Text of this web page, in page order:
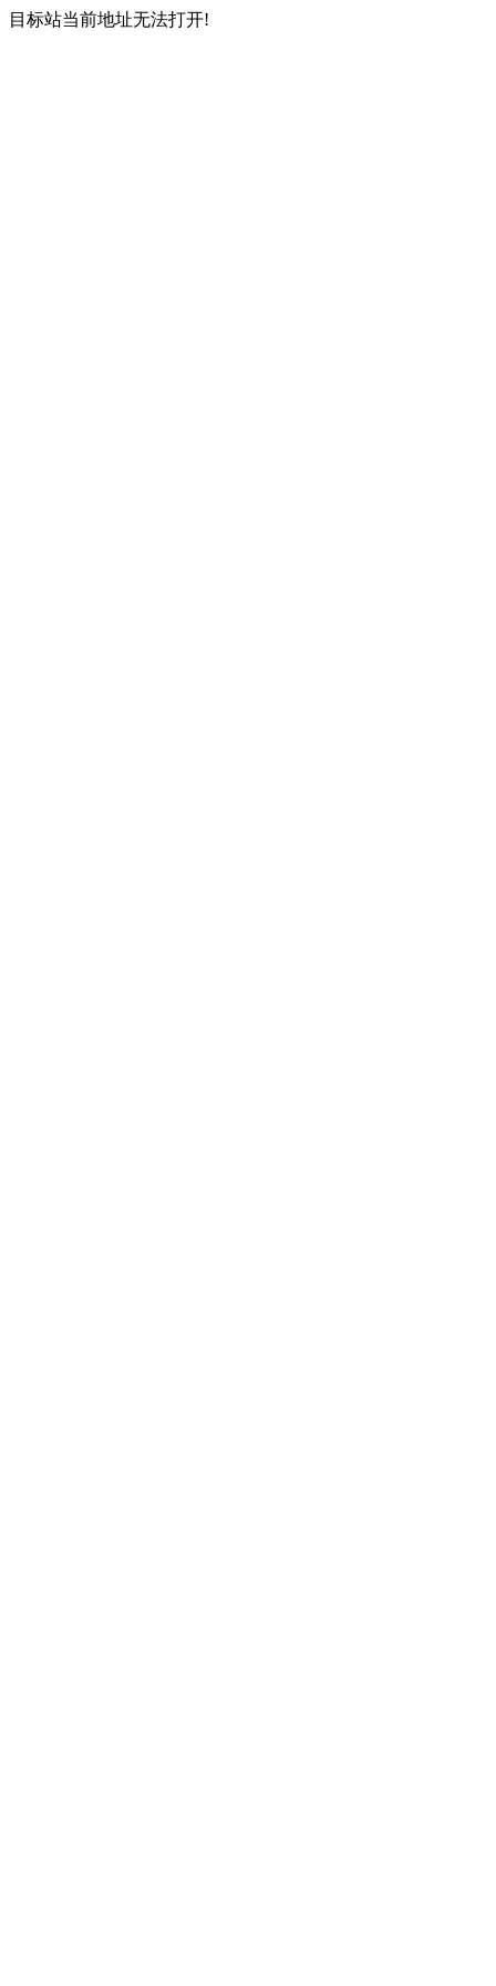
目标站当前地址无法打开!